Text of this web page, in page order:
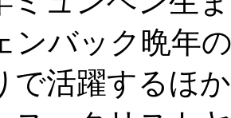
ンバック晩年
で活躍するほ